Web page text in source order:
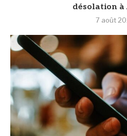
désolation à
7 août